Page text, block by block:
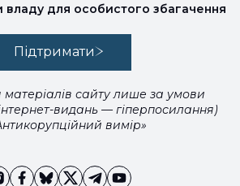
владу для особистого збагачення
Підтримати
сайту лише за умови
видань — гіперпосилання)
вимір»